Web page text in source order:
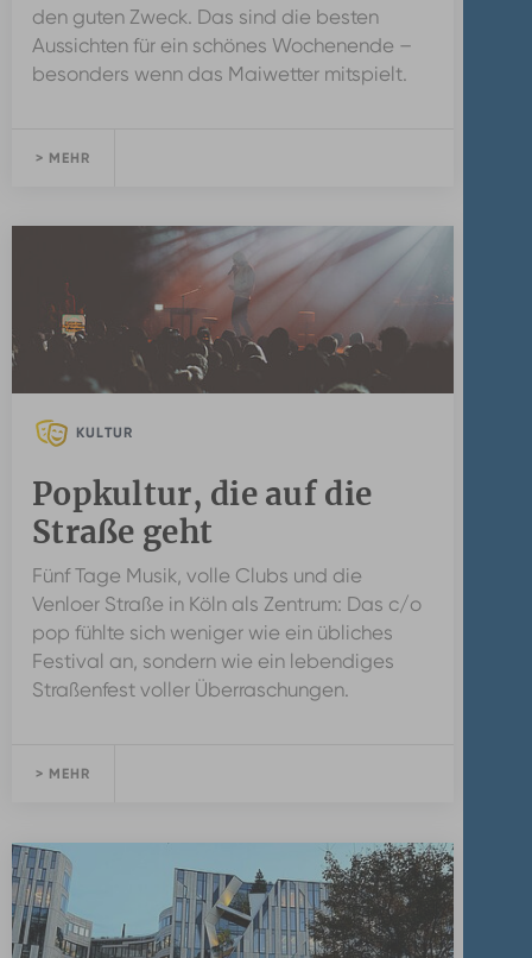
den guten Zweck. Das sind die besten
Aussichten für ein schönes Wochenende –
besonders wenn das Maiwetter mitspielt.
> MEHR
KULTUR
Popkultur, die auf die
Straße geht
Fünf Tage Musik, volle Clubs und die
Venloer Straße in Köln als Zentrum: Das c/o
pop fühlte sich weniger wie ein übliches
Festival an, sondern wie ein lebendiges
Straßenfest voller Überraschungen.
> MEHR